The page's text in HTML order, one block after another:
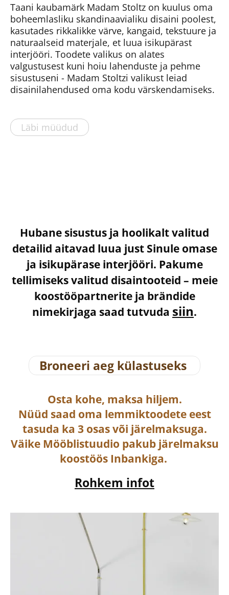
Taani kaubamärk Madam Stoltz on kuulus oma
boheemlasliku skandinaavialiku disaini poolest,
kasutades rikkalikke värve, kangaid, tekstuure ja
naturaalseid materjale, et luua isikupärast
interjööri. Toodete valikus on alates
valgustusest kuni hoiu lahenduste ja pehme
sisustuseni - Madam Stoltzi valikust leiad
disainilahendused oma kodu värskendamiseks.
Läbi müüdud
Hubane sisustus ja hoolikalt valitud
detailid aitavad luua just Sinule omase
ja isikupärase interjööri. Pakume
tellimiseks valitud disaintooteid – meie
koostööpartnerite ja brändide
nimekirjaga saad tutvuda siin.
Broneeri aeg külastuseks
Osta kohe, maksa hiljem.
Nüüd saad oma lemmiktoodete eest
tasuda ka 3 osas või järelmaksuga.
Väike Mööblistuudio pakub järelmaksu
koostöös Inbankiga.
Rohkem infot